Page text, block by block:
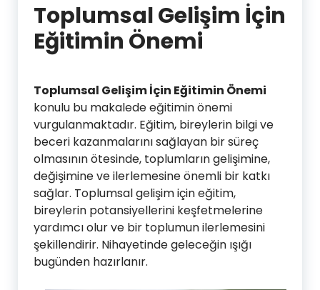
Toplumsal Gelişim İçin
Eğitimin Önemi
Toplumsal Gelişim İçin Eğitimin Önemi
konulu bu makalede eğitimin önemi
vurgulanmaktadır. Eğitim, bireylerin bilgi ve
beceri kazanmalarını sağlayan bir süreç
olmasının ötesinde, toplumların gelişimine,
değişimine ve ilerlemesine önemli bir katkı
sağlar. Toplumsal gelişim için eğitim,
bireylerin potansiyellerini keşfetmelerine
yardımcı olur ve bir toplumun ilerlemesini
şekillendirir. Nihayetinde geleceğin ışığı
bugünden hazırlanır.